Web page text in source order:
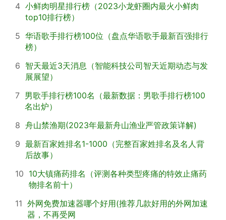
4 小鲜肉明星排行榜（2023小龙虾圈内最火小鲜肉
top10排行榜）
5 华语歌手排行榜100位（盘点华语歌手最新百强排行
榜）
6 智天最近3天消息（智能科技公司智天近期动态与发
展展望）
7 男歌手排行榜100名（最新数据：男歌手排行榜100
名出炉）
8 舟山禁渔期(2023年最新舟山渔业严管政策详解)
9 最新百家姓排名1-1000（完整百家姓排名及名人背
后故事）
10 10大镇痛药排名（评测各种类型疼痛的特效止痛药
物排名前十）
11 外网免费加速器哪个好用(推荐几款好用的外网加速
器，不再受网